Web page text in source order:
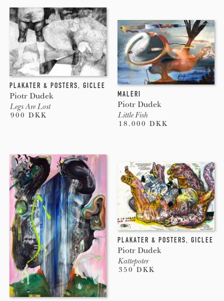
PLAKATER & POSTERS, GICLEE
Piotr Dudek
Legs Are Lost
900 DKK
MALERI
Piotr Dudek
Little Fish
18.000 DKK
PLAKATER & POSTERS, GICLEE
Piotr Dudek
Kattepoter
350 DKK